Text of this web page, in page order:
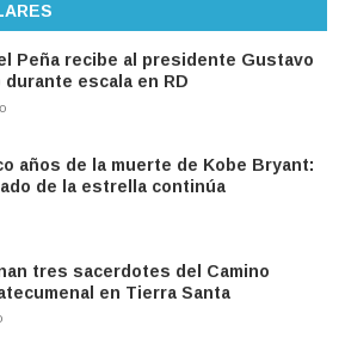
Peña recibe al presidente Gustavo
durante escala en RD
años de la muerte de Kobe Bryant:
de la estrella continúa
tres sacerdotes del Camino
en Tierra Santa